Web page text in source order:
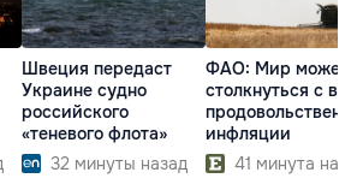
Швеция передаст
Украине судно
российского
«теневого флота»
32 минуты назад
ФАО: Мир может
столкнуться с
инфляции
41 минута